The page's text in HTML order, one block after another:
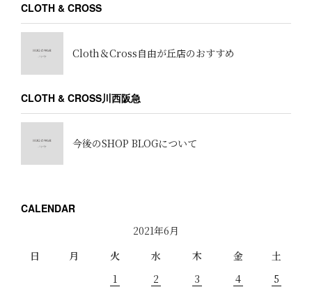
CLOTH & CROSS
Cloth＆Cross自由が丘店のおすすめ
CLOTH & CROSS川西阪急
今後のSHOP BLOGについて
CALENDAR
2021年6月
日
月 火 水 木 金
土
1
2 3 4
5